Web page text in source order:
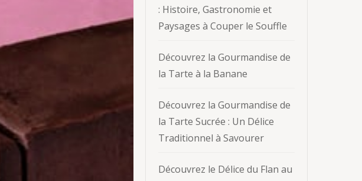
: Histoire, Gastronomie et
Paysages à Couper le Souffle
Découvrez la Gourmandise de
la Tarte à la Banane
Découvrez la Gourmandise de
la Tarte Sucrée : Un Délice
Traditionnel à Savourer
Découvrez le Délice du Flan au